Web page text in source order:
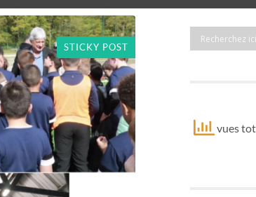
STICKY POST
vues